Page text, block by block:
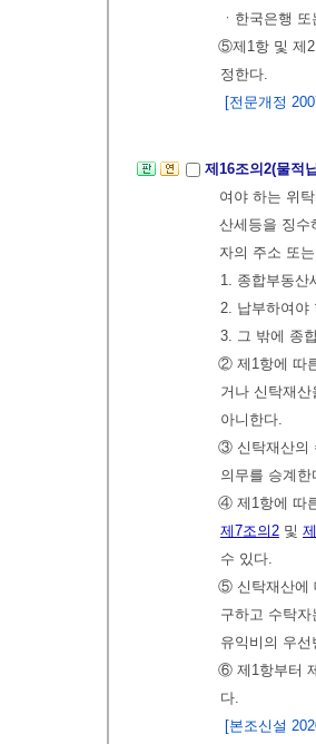
ㆍ한국은행
⑤제1항 및 제2
정한다.
[전문개정
제16조의2(물적
여야 하는 위
산세등을 징수
자의 주소 또
1. 종합부동산
2. 납부하여야
3. 그 밖에 종
② 제1항에 따
거나 신탁재
아니한다.
③ 신탁재산의
의무를 승계한
④ 제1항에 따
제7조의2 및
수 있다.
⑤ 신탁재산에
구하고 수탁
유익비의 우
⑥ 제1항부터
다.
[본조신설